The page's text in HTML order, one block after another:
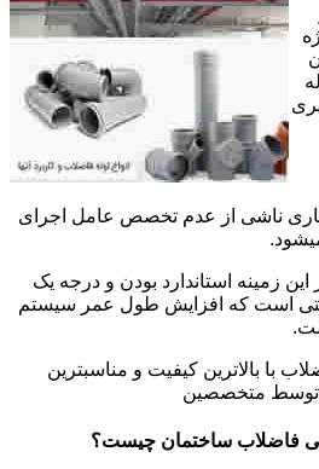
کاری ناشی از عدم تخصص عامل اجرای
این زمینه استاندارد بودن و درجه یک
است که افزایش طول عمر سیستم
با بالاترین کیفیت و مناسبترین
فاضلاب ساختمان چیست؟